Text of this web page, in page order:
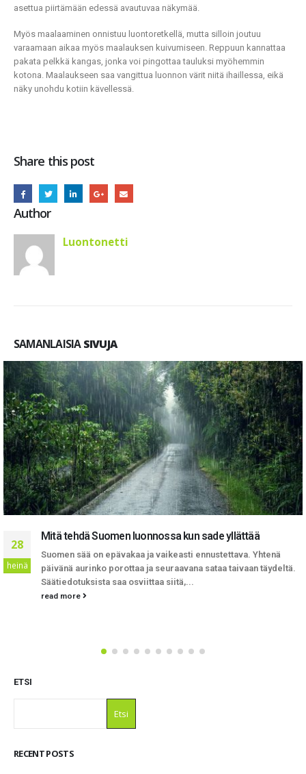
asettua piirtämään edessä avautuvaa näkymää.
Myös maalaaminen onnistuu luontoretkellä, mutta silloin joutuu
varaamaan aikaa myös maalauksen kuivumiseen. Reppuun kannattaa
pakata pelkkä kangas, jonka voi pingottaa tauluksi myöhemmin
kotona. Maalaukseen saa vangittua luonnon värit niitä ihaillessa, eikä
näky unohdu kotiin kävellessä.
Share this post
Author
Luontonetti
SAMANLAISIASIVUJA
Yhtenä
täydeltä.
22
heinä
Unelmana mökki luonnon rauhasta
Monesti nuoruudessa tai teini-iässä käymme
jolloin kaikki vanhempien ehdottama
mälsää. Kaikki eivät sitä mielleyhtymää käy...
ETSI
Etsi
RECENT POSTS